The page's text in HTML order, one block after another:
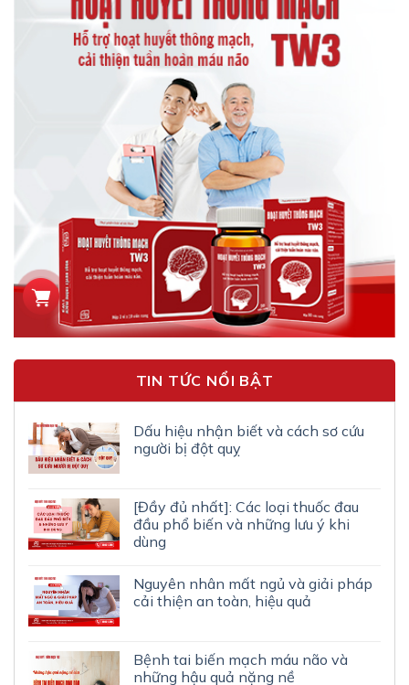
TIN TỨC NỔI BẬT
Dấu hiệu nhận biết và cách sơ cứu
người bị đột quỵ
[Đầy đủ nhất]: Các loại thuốc đau
đầu phổ biến và những lưu ý khi
dùng
Nguyên nhân mất ngủ và giải pháp
cải thiện an toàn, hiệu quả
Bệnh tai biến mạch máu não và
những hậu quả nặng nề